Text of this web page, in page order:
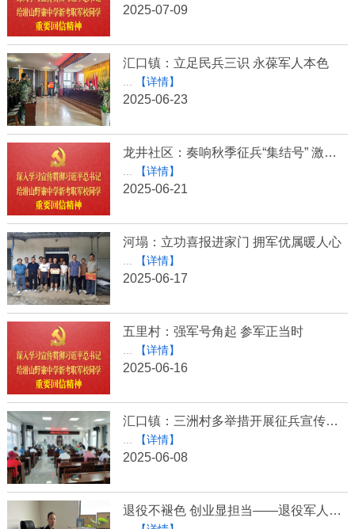
2025-07-09
汇口镇：立足民兵三识 永葆军人本色
【详情】
2025-06-23
龙井社区：奏响秋季征兵“集结号” 激发青年参军热情
【详情】
2025-06-21
河塌：立功喜报进家门 拥军优属暖人心
【详情】
2025-06-17
五里村：强军号角起 参军正当时
【详情】
2025-06-16
汇口镇：三洲村多举措开展征兵宣传工作
【详情】
2025-06-08
退役不褪色 创业显担当——退役军人陈方良以军魂铸就创业丰碑